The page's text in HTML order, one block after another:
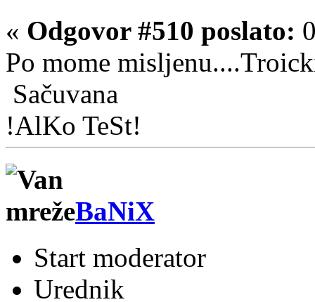
« Odgovor #510 poslato:
Po mome
Sačuvana
!AlKo TeSt!
BaNiX
Start moderator
Urednik